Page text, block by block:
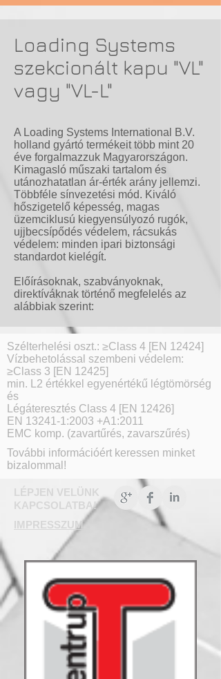
Loading Systems
szekcionált kapu "VL"
vagy "VL-L"
A Loading Systems International B.V.
holland gyártó termékeit több mint 20
éve forgalmazzuk Magyarországon.
Kimagasló műszaki tartalom és
utánozhatatlan ár-érték arány jellemzi.
Többféle sínvezetési mód. Kiváló
hőszigetelő képesség, magas
üzemciklusú kiegyensúlyozó rugók,
ujjbecsípődés védelem, rácsukás
védelem: minden ipari biztonsági
standardot kielégít.
Előírásoknak, szabványoknak,
direktíváknak történő megfelelés az
alábbiak szerint:
Szélterhelési oszt.: ≥Class 4 [EN 12424]
Vízbehetolással szembeni védelem:
≥Class 3 [EN 12425]
min. L2 értékkel egyenértékű légtömörség
és
Légáteresztés Class 4 [EN 12426]
EN 13241-1:2003 +A1:2011
EMC komp. (zavartűrés, zavarszűrés)
További információért keressen minket
bizalommal!
LÉPJEN VELÜNK
KAPCSOLATBA!
IMPRESSZUM